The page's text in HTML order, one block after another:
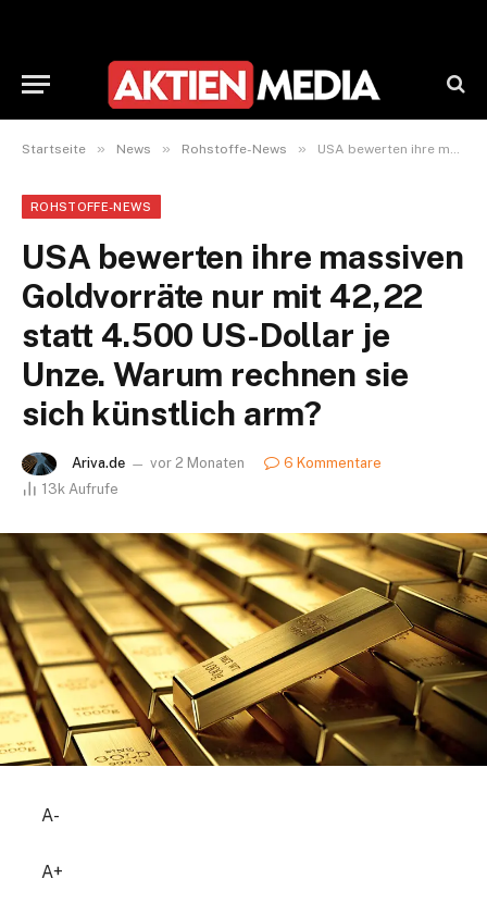
Startseite » News » Rohstoffe-News » USA bewerten ihre massiven Goldvorräte nur mit 42,22 statt 4.500 US-Dollar je Unze. Warum rechnen sie sich künstlich arm?
ROHSTOFFE-NEWS
USA bewerten ihre massiven
Goldvorräte nur mit 42,22
statt 4.500 US-Dollar je
Unze. Warum rechnen sie
sich künstlich arm?
Ariva.de vor 2 Monaten
6 Kommentare
13k Aufrufe
A-
A+